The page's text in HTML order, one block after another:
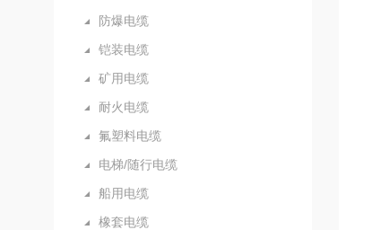
防爆电缆
铠装电缆
矿用电缆
耐火电缆
氟塑料电缆
电梯/随行电缆
船用电缆
橡套电缆